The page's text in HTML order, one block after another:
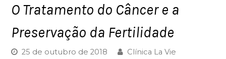
O Tratamento do Câncer e a
Preservação da Fertilidade
25 de outubro de 2018
Clínica La Vie